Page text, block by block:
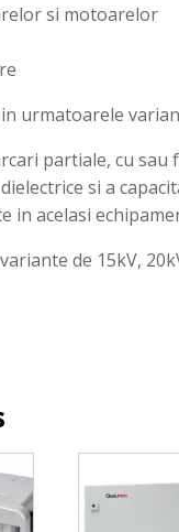
si motoarelor
urmatoarele
partiale, cu
si a
in acelasi
de 15kV,